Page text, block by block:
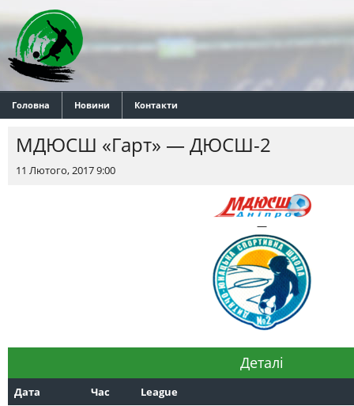
Головна Новини Контакти
МДЮСШ «Гарт» — ДЮСШ-2
11 Лютого, 2017 9:00
—
Деталі
Дата Час
League